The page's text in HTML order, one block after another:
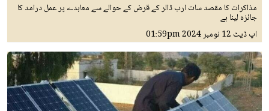
مذاکرات کا مقصد سات ارب ڈالر کے قرض کے حوالے سے معاہدے پر عمل درامد کا
جائزہ لینا ہے
اپ ڈیٹ 12 نومبر 2024 01:59pm